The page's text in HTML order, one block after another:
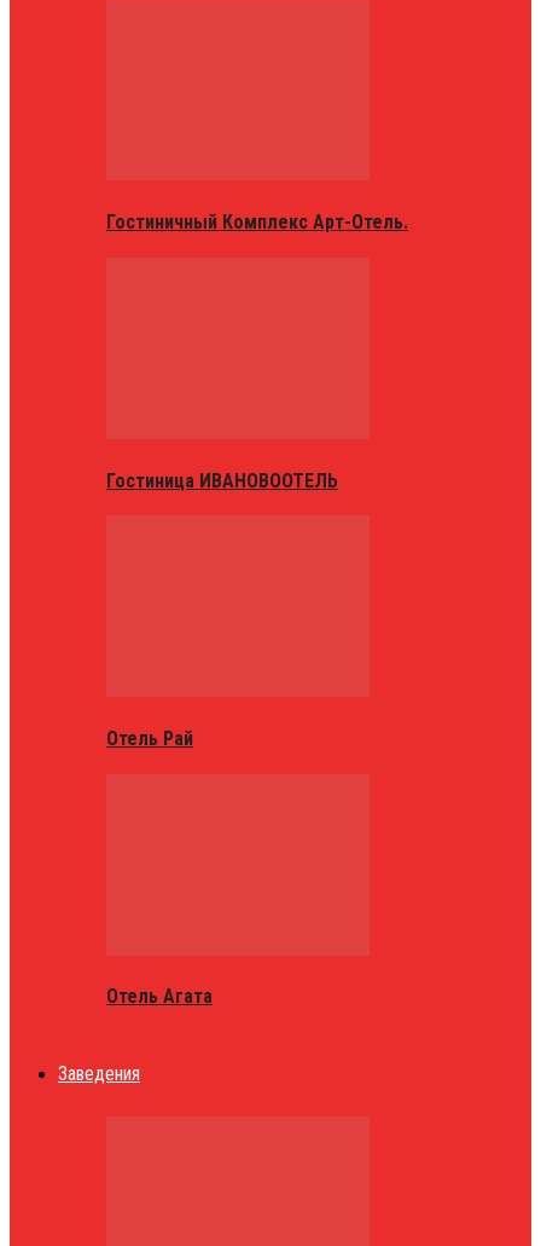
Гостиничный Комплекс Арт-Отель.
Гостиница ИВАНОВООТЕЛЬ
Отель Рай
Отель Агата
Заведения